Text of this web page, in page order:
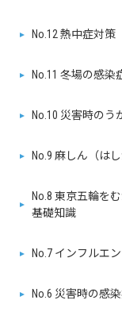
No.12 熱中症対策
No.11 冬場の感染
No.10 災害時のう
No.9 麻しん（は
No.8 東京五輪を
基礎知識
No.7 インフルエ
No.6 災害時の感